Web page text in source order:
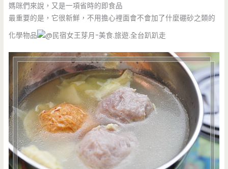
媽咪們來說，又是一項省時的即食品
最重要的是，它很新鮮，不用擔心裡面會不會加了什麼硼砂之類的
化學物品